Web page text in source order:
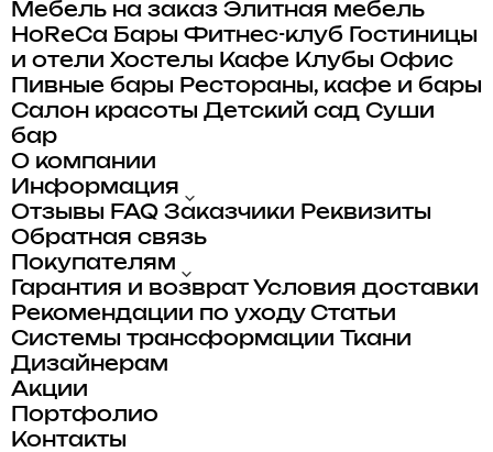
Мебель на заказ Элитная мебель
HoReCa Бары Фитнес-клуб
Гостиницы
и отели Хостелы Кафе Клубы Офис
Пивные бары Рестораны, кафе и бары
Салон красоты Детский сад Суши
бар
О компании
Информация
Отзывы FAQ Заказчики Реквизиты
Обратная связь
Покупателям
Гарантия и возврат Условия доставки
Рекомендации по уходу Статьи
Системы трансформации
Ткани
Дизайнерам
Акции
Портфолио
Контакты